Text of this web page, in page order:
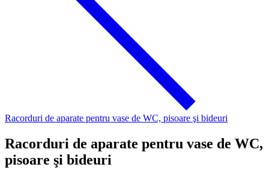
Racorduri de aparate pentru vase de WC, pisoare şi bideuri
Racorduri de aparate pentru vase de WC,
pisoare şi bideuri